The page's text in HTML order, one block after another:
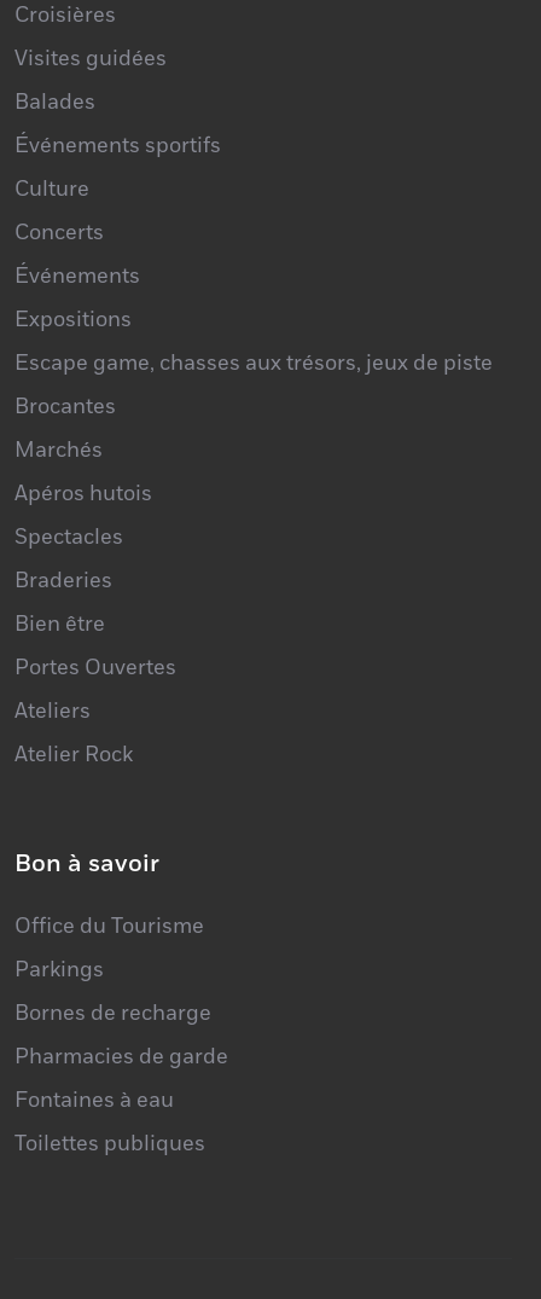
Croisières
Visites guidées
Balades
Événements sportifs
Culture
Concerts
Événements
Expositions
Escape game, chasses aux trésors, jeux de piste
Brocantes
Marchés
Apéros hutois
Spectacles
Braderies
Bien être
Portes Ouvertes
Ateliers
Atelier Rock
Bon à savoir
Office du Tourisme
Parkings
Bornes de recharge
Pharmacies de garde
Fontaines à eau
Toilettes publiques